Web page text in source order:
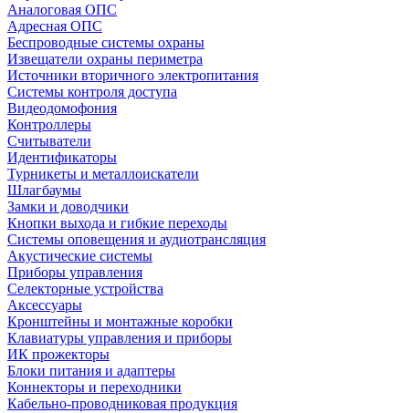
Аналоговая ОПС
Адресная ОПС
Беспроводные системы охраны
Извещатели охраны периметра
Источники вторичного электропитания
Системы контроля доступа
Видеодомофония
Контроллеры
Считыватели
Идентификаторы
Турникеты и металлоискатели
Шлагбаумы
Замки и доводчики
Кнопки выхода и гибкие переходы
Системы оповещения и аудиотрансляция
Акустические системы
Приборы управления
Селекторные устройства
Аксессуары
Кронштейны и монтажные коробки
Клавиатуры управления и приборы
ИК прожекторы
Блоки питания и адаптеры
Коннекторы и переходники
Кабельно-проводниковая продукция